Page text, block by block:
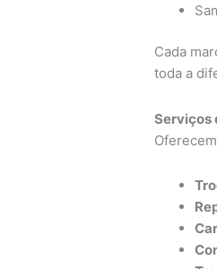
Cada
toda a
Serviços